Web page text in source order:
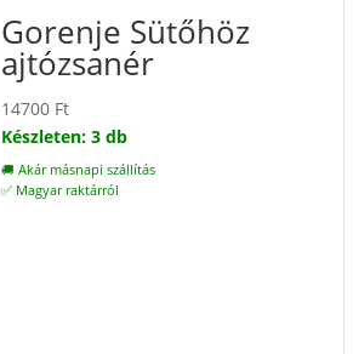
Gorenje Sütőhöz
ajtózsanér
14700 Ft
Készleten: 3 db
🚚 Akár másnapi szállítás
✅ Magyar raktárról